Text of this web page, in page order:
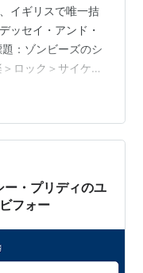
イギリスで唯一拮
ッセイ・アンド・
：ゾンビーズのシ
ロック＞サイケ＞
ル 名前：THE
ARGENTロッド・
・アトキンソン
トーンCHRIS
・プリディのユ
フォー